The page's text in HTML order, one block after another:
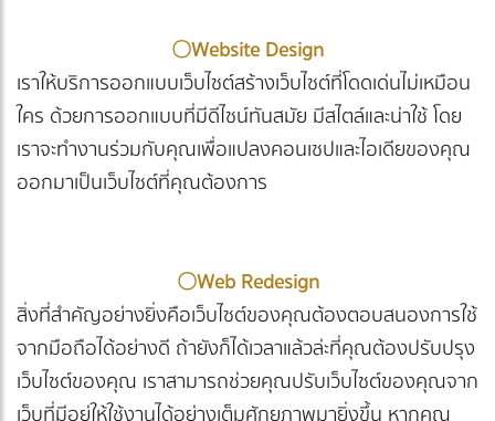
〇Website Design
เราให้บริการออกแบบเว็บไซต์สร้างเว็บไซต์ที่โดดเด่นไม่เหมือน
ใคร ด้วยการออกแบบที่มีดีไซน์ทันสมัย มีสไตล์และน่าใช้ โดย
เราจะทำงานร่วมกับคุณเพื่อแปลงคอนเซปและไอเดียของคุณ
ออกมาเป็นเว็บไซต์ที่คุณต้องการ
〇Web Redesign
สิ่งที่สำคัญอย่างยิ่งคือเว็บไซต์ของคุณต้องตอบสนองการใช้
จากมือถือได้อย่างดี ถ้ายังก็ได้เวลาแล้วล่ะที่คุณต้องปรับปรุง
เว็บไซต์ของคุณ เราสามารถช่วยคุณปรับเว็บไซต์ของคุณจาก